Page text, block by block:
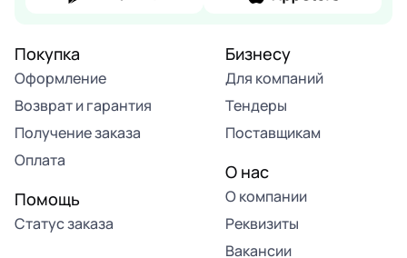
Покупка
Оформление
Возврат и гарантия
Получение заказа
Оплата
Помощь
Статус заказа
Бизнесу
Для компаний
Тендеры
Поставщикам
О нас
О компании
Реквизиты
Вакансии